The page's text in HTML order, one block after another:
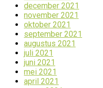
december 2021
november 2021
oktober 2021
september 2021
augustus 2021
juli 2021
juni 2021
mei 2021
april 2021